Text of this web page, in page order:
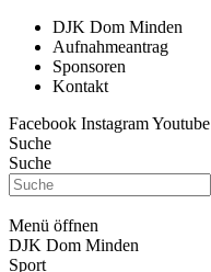
DJK Dom Minden
Aufnahmeantrag
Sponsoren
Kontakt
Facebook InstagramYoutube
Suche
Suche
Menü öffnen
DJK Dom Minden
Sport